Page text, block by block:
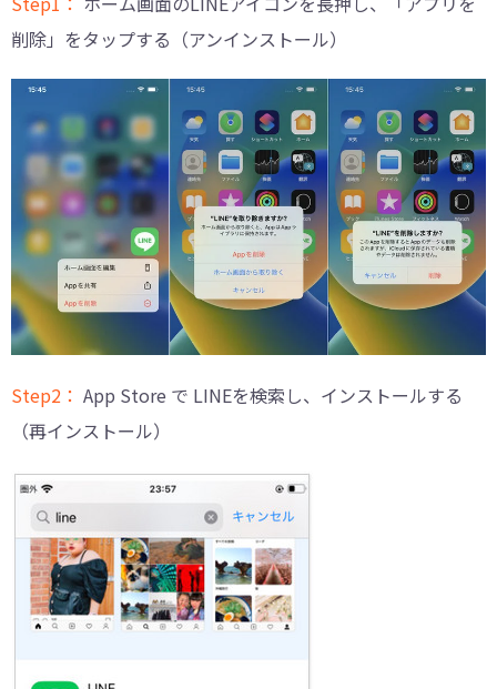
削除」をタップする（アンインストール）
Step2： App Store で LINEを検索し、インストールする
（再インストール）